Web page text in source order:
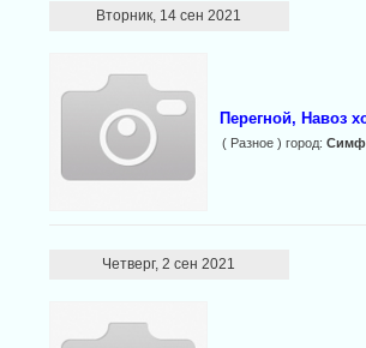
Вторник, 14 сен 2021
Перегной, Навоз
( Разное ) город:
Четверг, 2 сен 2021